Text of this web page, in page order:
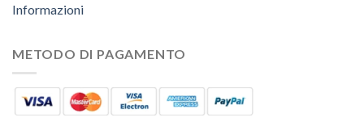
Informazioni
METODO DI PAGAMENTO